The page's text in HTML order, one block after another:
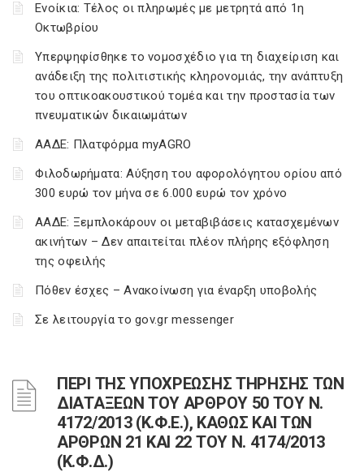
Ενοίκια: Τέλος οι πληρωμές με μετρητά από 1η
Οκτωβρίου
Υπερψηφίσθηκε το νομοσχέδιο για τη διαχείριση και
ανάδειξη της πολιτιστικής κληρονομιάς, την ανάπτυξη
του οπτικοακουστικού τομέα και την προστασία των
πνευματικών δικαιωμάτων
ΑΑΔΕ: Πλατφόρμα myAGRO
Φιλοδωρήματα: Αύξηση του αφορολόγητου ορίου από
300 ευρώ τον μήνα σε 6.000 ευρώ τον χρόνο
ΑΑΔΕ: Ξεμπλοκάρουν οι μεταβιβάσεις κατασχεμένων
ακινήτων – Δεν απαιτείται πλέον πλήρης εξόφληση
της οφειλής
Πόθεν έσχες – Ανακοίνωση για έναρξη υποβολής
Σε λειτουργία το gov.gr messenger
ΠΕΡΙ ΤΗΣ ΥΠΟΧΡΕΩΣΗΣ ΤΗΡΗΣΗΣ ΤΩΝ
ΔΙΑΤΑΞΕΩΝ ΤΟΥ ΑΡΘΡΟΥ 50 ΤΟΥ Ν.
4172/2013 (Κ.Φ.Ε.), ΚΑΘΩΣ ΚΑΙ ΤΩΝ
ΑΡΘΡΩΝ 21 ΚΑΙ 22 ΤΟΥ Ν. 4174/2013
(Κ.Φ.Δ.)